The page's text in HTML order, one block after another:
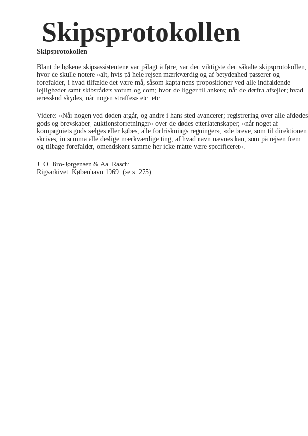
Skipsprotokollen
Skipsprotokollen
Blant de bøkene skipsassistentene var pålagt å føre, var den viktigste den såkalte skipsprotokollen,
hvor de skulle notere «alt, hvis på hele rejsen mærkværdig og af betydenhed passerer og
forefalder, i hvad tilfælde det være må, såsom kaptajnens propositioner ved alle indfaldende
lejligheder samt skibsrådets votum og dom; hvor de ligger til ankers; når de derfra afsejler; hvad
æresskud skydes; når nogen straffes» etc. etc.
Videre: «Når nogen ved døden afgår, og andre i hans sted avancerer; registrering over alle afdødes
gods og brevskaber; auktionsforretninger» over de dødes etterlatenskaper; «når noget af
kompagniets gods sælges eller købes, alle forfrisknings regninger»; «de breve, som til direktionen
skrives, in summa alle deslige mærkværdige ting, af hvad navn nævnes kan, som på rejsen frem
og tilbage forefalder, omendskønt samme her icke måtte være specificeret».
J. O. Bro-Jørgensen & Aa. Rasch:
.
Rigsarkivet. København 1969. (se s. 275)